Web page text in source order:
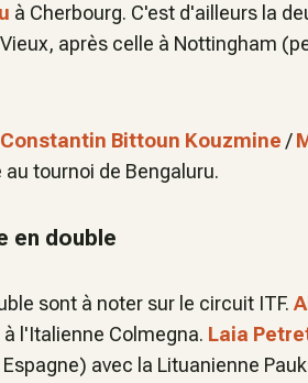
à Cherbourg. C'est d'ailleurs la
après celle à Nottingham
Constantin Bittoun Kouzmine/
tournoi de Bengaluru.
en double
sont à noter sur le circuit ITF.
l'Italienne Colmegna. Laia
avec la Lituanienne